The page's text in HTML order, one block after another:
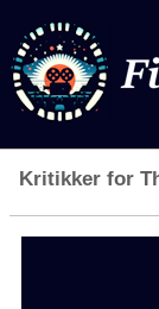
Kritikker for